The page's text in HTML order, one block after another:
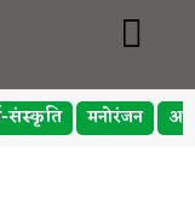
संस्कृति मनोरंजन